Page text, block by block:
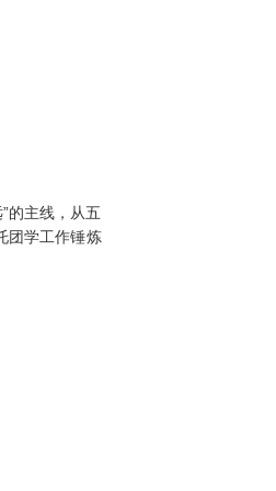
的主线，从五
团学工作锤炼